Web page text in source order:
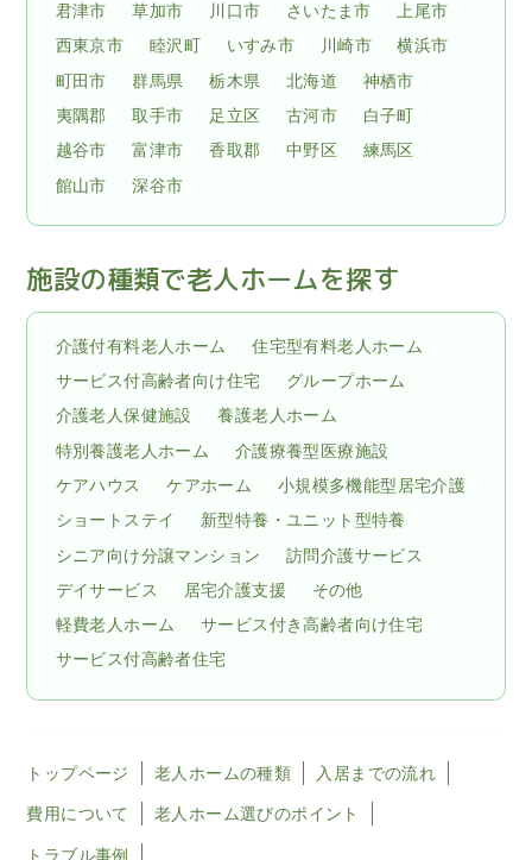
君津市
草加市 川口市 さいたま市
上尾市
西東京市
睦沢町 いすみ市 川崎市
横浜市
町田市
群馬県 栃木県 北海道
神栖市
夷隅郡
取手市 足立区 古河市
白子町
越谷市
富津市 香取郡 中野区
練馬区
館山市
深谷市
施設の種類で老人ホームを探す
介護付有料老人ホーム
住宅型有料老人ホーム
サービス付高齢者向け住宅
グループホーム
介護老人保健施設
養護老人ホーム
特別養護老人ホーム
介護療養型医療施設
ケアハウス
ケアホーム
小規模多機能型居宅介護
ショートステイ
新型特養・ユニット型特養
シニア向け分譲マンション
訪問介護サービス
デイサービス
居宅介護支援
その他
軽費老人ホーム
サービス付き高齢者向け住宅
サービス付高齢者住宅
トップページ 老人ホームの種類 入居までの流れ
費用について 老人ホーム選びのポイント
トラブル事例